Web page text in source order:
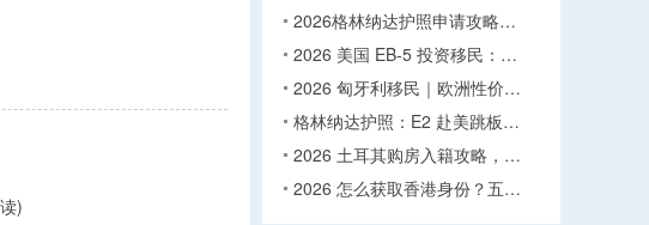
)
2026格林纳达护照申请攻略…
2026 美国 EB-5 投资移民：…
2026 匈牙利移民｜欧洲性价…
格林纳达护照：E2 赴美跳板…
2026 土耳其购房入籍攻略，…
2026 怎么获取香港身份？五…